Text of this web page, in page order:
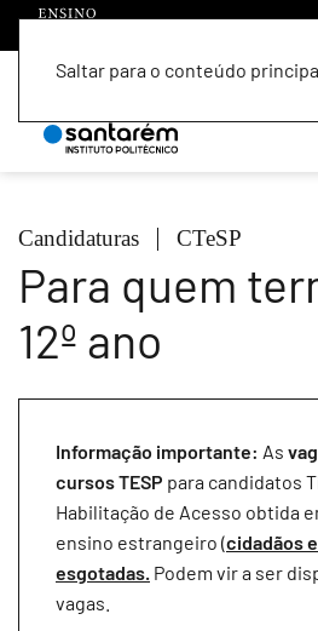
Saltar para o conteúdo
Candidaturas CTeSP
Para quem
12º ano
Informação importante: As
cursos TESP para candidatos
Habilitação de Acesso obtida
ensino estrangeiro (cidadãos
esgotadas. Podem vir a ser
vagas.